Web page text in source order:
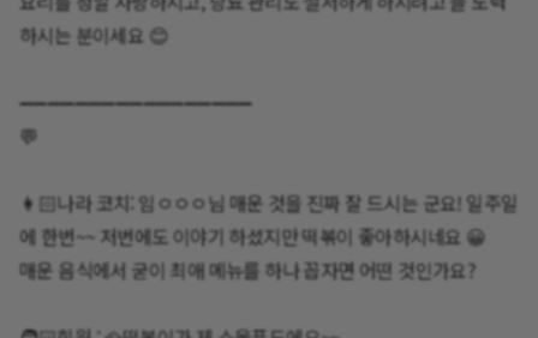
하시는 분이세요 😊
➖➖➖➖➖➖➖➖➖➖➖➖➖➖➖➖➖
💬
👩🏻나라 코치: 임ㅇㅇㅇ님 매운 것을 진짜 잘 드시는 군요! 일주일
에 한번~~ 저번에도 이야기 하셨지만 떡볶이 좋아하시네요 😀
매운 음식에서 굳이 최애 메뉴를 하나 꼽자면 어떤 것인가요?